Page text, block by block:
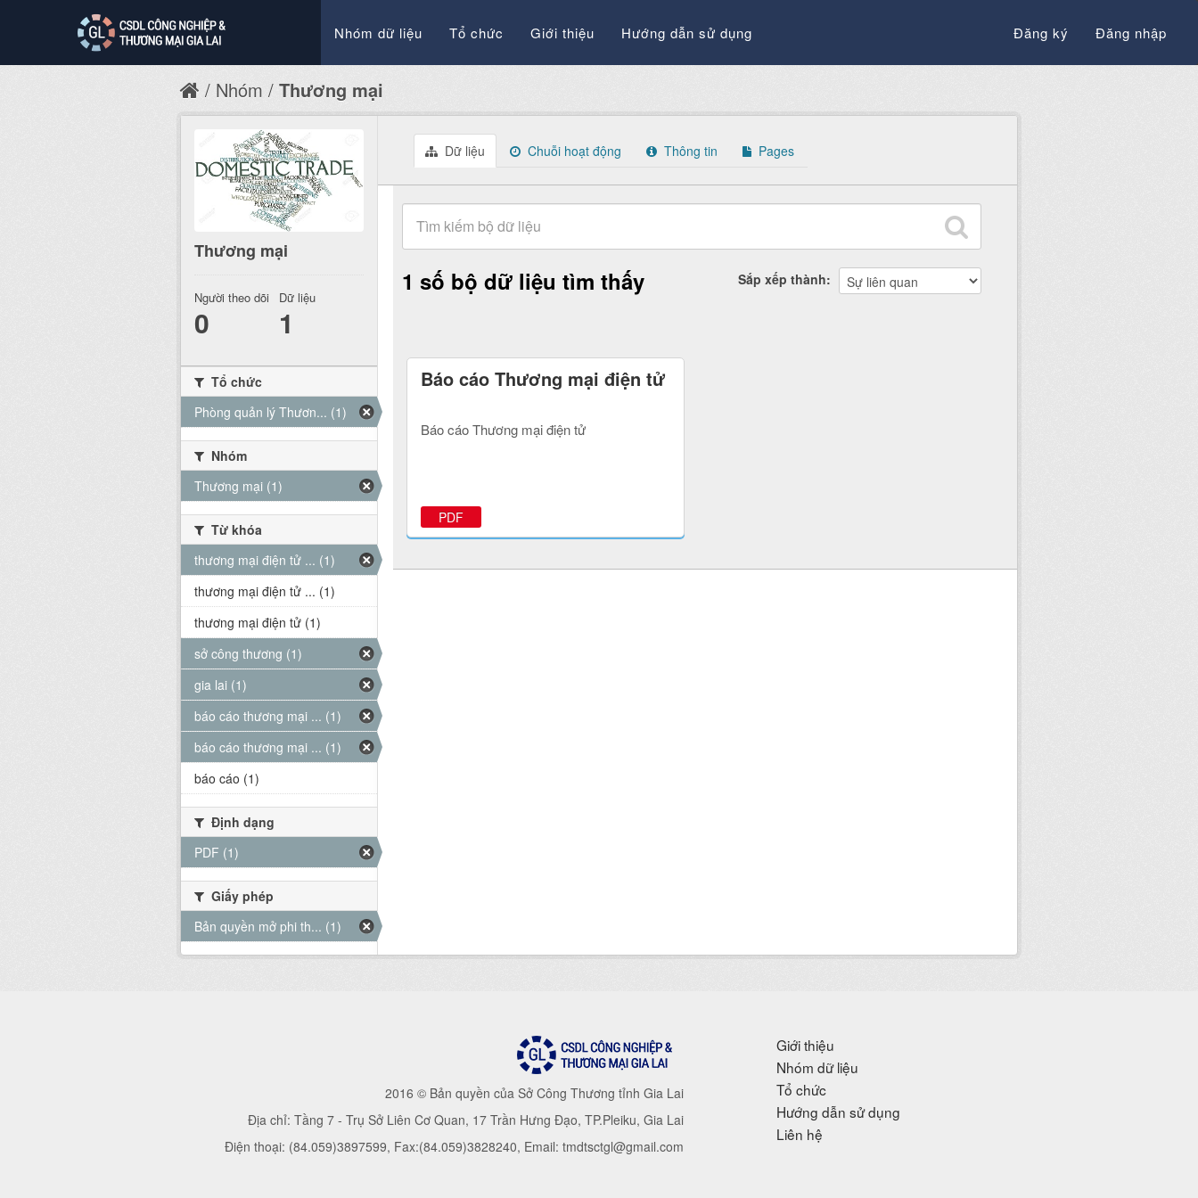
Nhóm dữ liệu Tổ chức Giới thiệu Hướng dẫn sử dụng Đăng ký Đăng nhập
Nhóm Thương mại
Dữ liệu Chuỗi hoạt động Thông tin Pages
Sắp xếp thành
1 số bộ dữ liệu tìm thấy
Báo cáo Thương mại điện tử
Báo cáo Thương mại điện tử
PDF
Thương mại
Người theo dõi
0
Dữ liệu
1
Tổ chức
Phòng quản lý Thươn... (1)
Nhóm
Thương mại (1)
Từ khóa
thương mại điện tử ... (1)
thương mại điện tử ... (1)
thương mại điện tử (1)
sở công thương (1)
gia lai (1)
báo cáo thương mại ... (1)
báo cáo thương mại ... (1)
báo cáo (1)
Định dạng
PDF (1)
Giấy phép
Bản quyền mở phi th... (1)
2016 © Bản quyền của Sở Công Thương tỉnh Gia Lai
Địa chỉ: Tầng 7 - Trụ Sở Liên Cơ Quan, 17 Trần Hưng Đạo, TP.Pleiku, Gia Lai
Điện thoại: (84.059)3897599, Fax:(84.059)3828240, Email: tmdtsctgl@gmail.com
Giới thiệu
Nhóm dữ liệu
Tổ chức
Hướng dẫn sử dụng
Liên hệ